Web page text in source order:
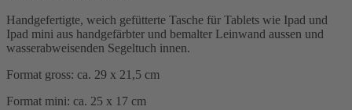
Handgefertigte, weich gefütterte Tasche für Tablets wie Ipad und
Ipad mini aus handgefärbter und bemalter Leinwand aussen und
wasserabweisenden Segeltuch innen.
Format gross: ca. 29 x 21,5 cm
Format mini: ca. 25 x 17 cm